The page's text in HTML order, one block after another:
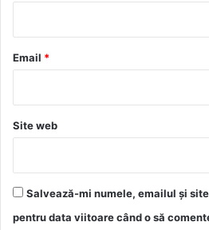
*
Email *
Site web
Salvează-mi numele, emailul și
pentru data viitoare când o să